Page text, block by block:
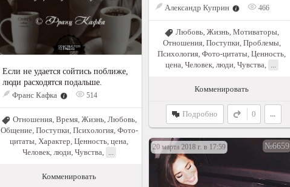
Александр Куприн
466
Любовь, Жизнь, Мотиваторы,
Отношения, Поступки, Проблемы,
Психология, Фото-цитаты, Ценность,
цена, Человек, люди, Чувства, ...
Комменировать
Подробно 0 ...
Если не удается сойтись поближе,
люди расходятся подальше.
Франс Кафка
514
Отношения, Время, Жизнь, Любовь,
Общение, Поступки, Психология, Фото-
цитаты, Характер, Ценность, цена,
Человек, люди, Чувства, ...
Комменировать
20 марта 2018 г. в 17:59 №6659